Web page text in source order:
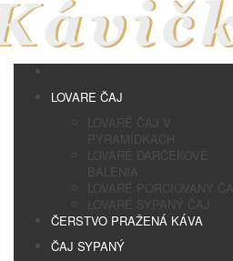
LOVARE ČAJ
LOVARÉ ČAJ V
PYRAMÍDKACH
LOVARÉ DARČEKOVÉ
BALENIA
LOVARÉ PORCIOVANÝ ČAJ
LOVARÉ SYPANÝ ČAJ
ČERSTVO PRAŽENÁ KÁVA
ČAJ SYPANÝ